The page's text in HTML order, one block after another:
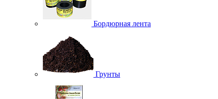
Бордюрная лента
Грунты